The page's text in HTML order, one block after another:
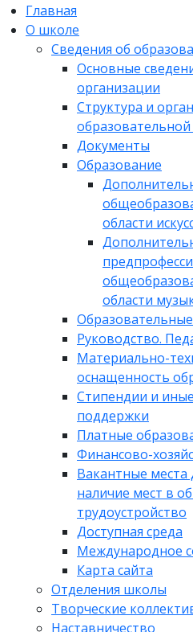
Главная
О школе
Сведения об
Основные
организации
Структура и
Документы
Образование
области
области
Руководство.
Материально-
оснащенность
Стипендии и
поддержки
Платные
Финансово-
Вакантные места
наличие мест в
трудоустройство
Доступная среда
Международное
Карта сайта
Отделения школы
Творческие
Наставничество